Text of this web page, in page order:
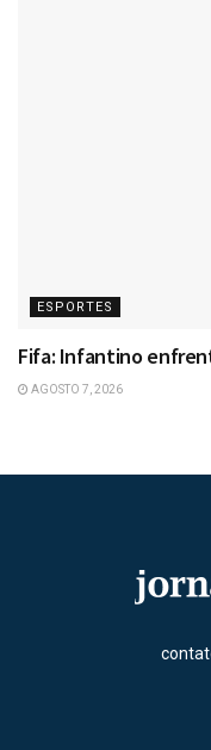
ESPORTES
Fifa: Infantino
AGOSTO 7, 2026